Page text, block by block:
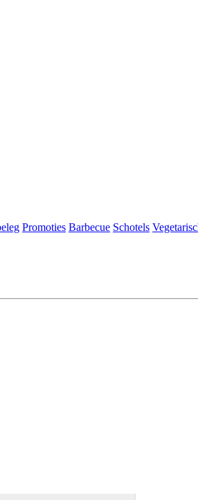
Promoties Barbecue Schotels